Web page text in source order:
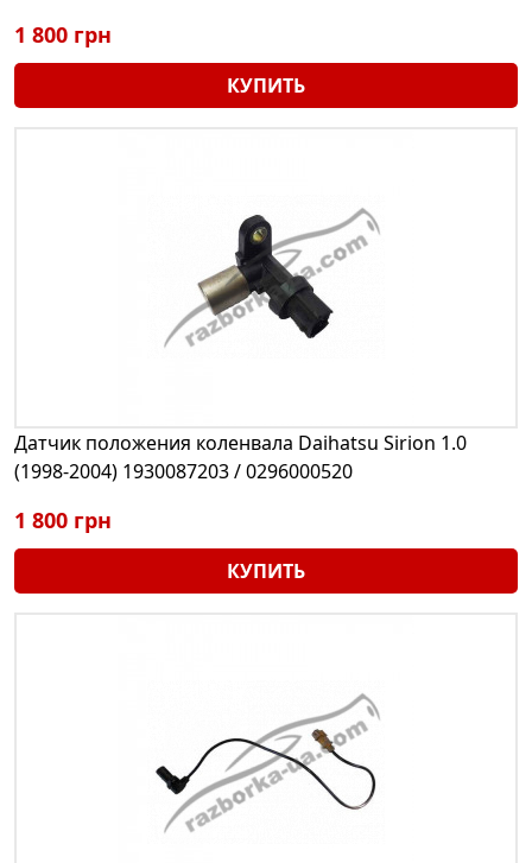
1 800 грн
КУПИТЬ
Датчик положения коленвала Daihatsu Sirion 1.0
(1998-2004) 1930087203 / 0296000520
1 800 грн
КУПИТЬ